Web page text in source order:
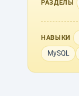
РАЗДЕЛЫ
НАВЫКИ
MySQL